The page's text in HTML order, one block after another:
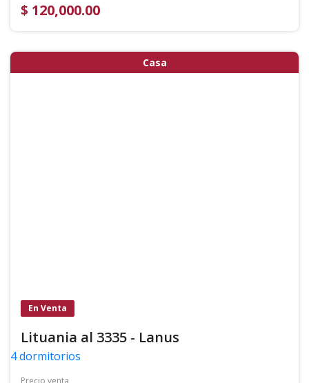
$ 120,000.00
Casa
En Venta
Lituania al 3335 - Lanus
4 dormitorios
Precio venta